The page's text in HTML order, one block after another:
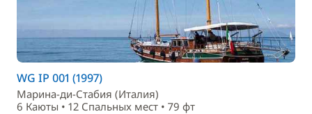
WG IP 001 (1997)
Марина-ди-Стабия (Италия)
6 Каюты • 12 Спальныx мест • 79 фт